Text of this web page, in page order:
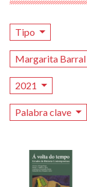
Tipo
Margarita
2021
Palabra clave